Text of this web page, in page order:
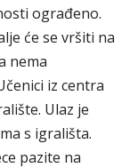
ograđeno.
će se vršiti na
nema
iz centra
Ulaz je
s igrališta.
pazite na